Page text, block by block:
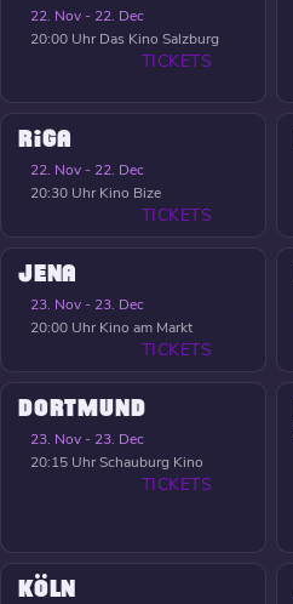
22. Nov - 22. Dec
20:00 Uhr Das Kino Salzburg
TICKETS
RIGA
22. Nov - 22. Dec
20:30 Uhr Kino Bize
TICKETS
JENA
23. Nov - 23. Dec
20:00 Uhr Kino am Markt
TICKETS
DORTMUND
23. Nov - 23. Dec
20:15 UhrSchauburg Kino
TICKETS
KÖLN